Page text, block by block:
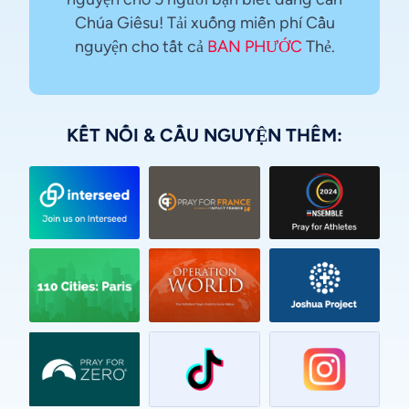
Chúa Giêsu! Tải xuống miễn phí Cầu
nguyện cho tất cả BAN PHƯỚC Thẻ.
KẾT NỐI & CẦU NGUYỆN THÊM:
Swahili
Tamil
Thai
Urdu